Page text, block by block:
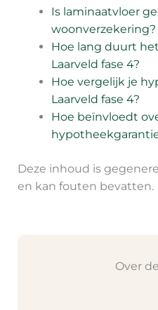
Is laminaatvloer
woonverzekering?
Hoe lang duurt
Laarveld fase 4?
Hoe vergelijk je
Laarveld fase 4?
Hoe beïnvloedt
Deze inhoud is
en kan fouten bevatten.
Over